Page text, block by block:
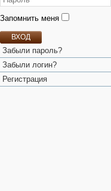
Запомнить меня
ВХОД
Забыли пароль?
Забыли логин?
Регистрация